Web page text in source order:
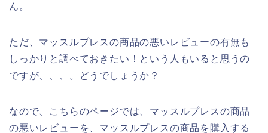
ん。
ただ、マッスルプレスの商品の悪いレビューの有無も
しっかりと調べておきたい！という人もいると思うの
ですが、、、。どうでしょうか？
なので、こちらのページでは、マッスルプレスの商品
の悪いレビューを、マッスルプレスの商品を購入する